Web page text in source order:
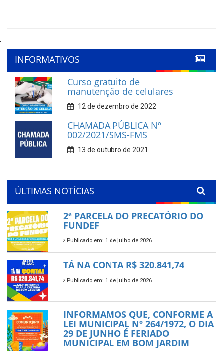
'
INFORMATIVOS
Curso gratuito de
manutenção de celulares
12 de dezembro de 2022
CHAMADA PÚBLICA Nº
002/2021/SMS-FMS
13 de outubro de 2021
ÚLTIMAS NOTÍCIAS
2ª PARCELA DO PRECATÓRIO DO
FUNDEF
Publicado em: 1 de julho de 2026
TÁ NA CONTA R$ 320.841,74
Publicado em: 1 de julho de 2026
INFORMAMOS QUE, CONFORME A
LEI MUNICIPAL Nº 264/1972, O DIA
29 DE JUNHO É FERIADO
MUNICIPAL EM BOM JARDIM